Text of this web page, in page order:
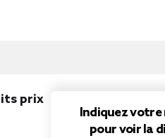
Indiquez
pour voir la
prix